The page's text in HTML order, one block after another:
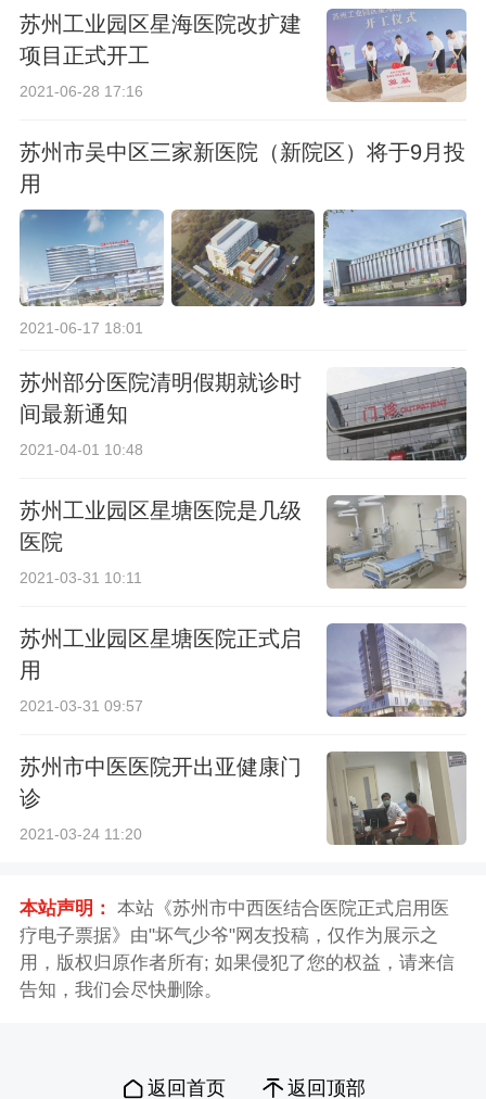
苏州工业园区星海医院改扩建
项目正式开工
2021-06-28 17:16
苏州市吴中区三家新医院（新院区）将于9月投
用
2021-06-17 18:01
苏州部分医院清明假期就诊时
间最新通知
2021-04-01 10:48
苏州工业园区星塘医院是几级
医院
2021-03-31 10:11
苏州工业园区星塘医院正式启
用
2021-03-31 09:57
苏州市中医医院开出亚健康门
诊
2021-03-24 11:20
本站声明： 本站《苏州市中西医结合医院正式启用医
疗电子票据》由"坏气少爷"网友投稿，仅作为展示之
用，版权归原作者所有; 如果侵犯了您的权益，请来信
告知，我们会尽快删除。
返回首页 返回顶部